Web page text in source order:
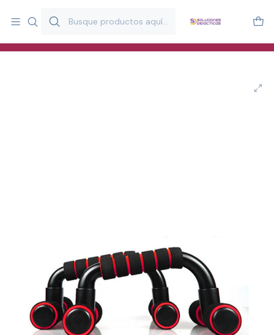
y estimulación infantil en Chile.
Especialistas en recursos educativos para aulas, terapeutas y